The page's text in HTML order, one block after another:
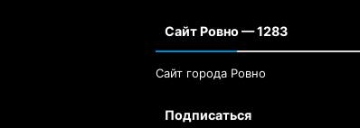
Сайт Ровно — 1283
Сайт города Ровно
Подписаться